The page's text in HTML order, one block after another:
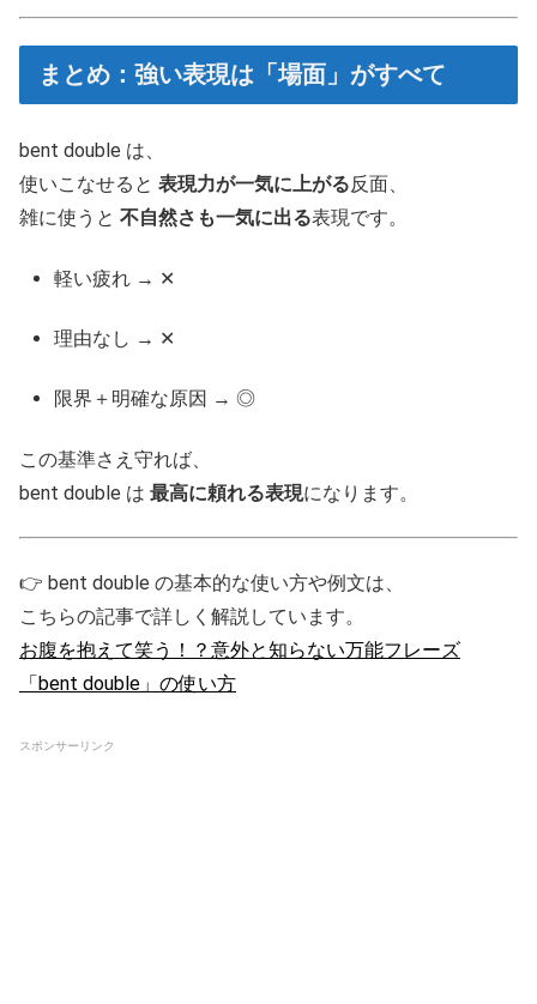
まとめ：強い表現は「場面」がすべて
bent double は、
使いこなせると 表現力が一気に上がる反面、
雑に使うと 不自然さも一気に出る表現です。
軽い疲れ → ✕
理由なし → ✕
限界＋明確な原因 → ◎
この基準さえ守れば、
bent double は 最高に頼れる表現になります。
👉 bent double の基本的な使い方や例文は、
こちらの記事で詳しく解説しています。
お腹を抱えて笑う！？意外と知らない万能フレーズ
「bent double」の使い方
スポンサーリンク